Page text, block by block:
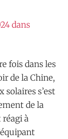
dans
fois dans les
de la Chine,
solaires s’est
de la
réagi à